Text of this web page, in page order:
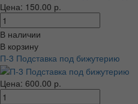
Цена: 150.00 р.
В наличии
В корзину
П-3 Подставка под бижутерию
Цена: 600.00 р.